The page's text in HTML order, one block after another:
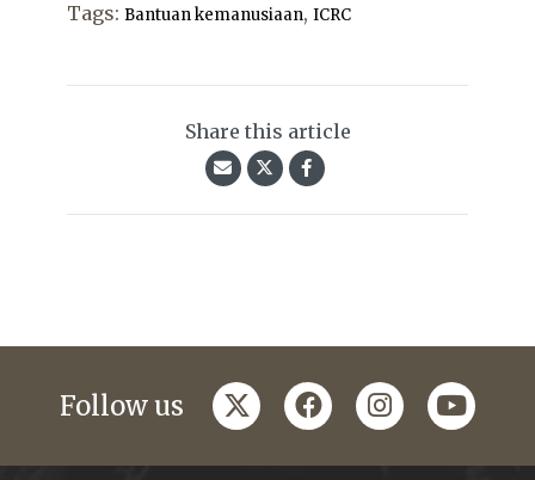
Tags: Bantuan kemanusiaan, ICRC
Share this article
Follow us twitterfacebookinstagramyoutube